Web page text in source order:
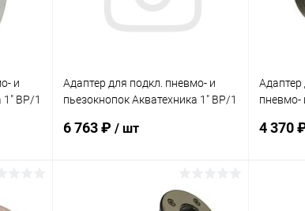
и
1" ВР/1
Адаптер для подкл. пневмо- и
пьезокнопок Акватехника 1" ВР/1
(AT08.02M)
6 763 ₽ / шт
В корзину
Адаптер
пневмо-
(плитка)
4 370